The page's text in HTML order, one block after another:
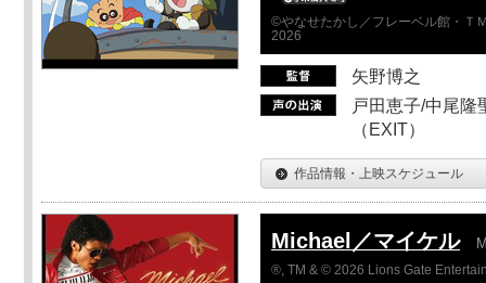
©やなせたかし／フレーベル館・Ｔ
2026
矢野博之
戸田恵子/中尾隆
（EXIT）
作品情報・上映スケジュール
Michael／マイケル
®, TM & © 2026 Lions Gate